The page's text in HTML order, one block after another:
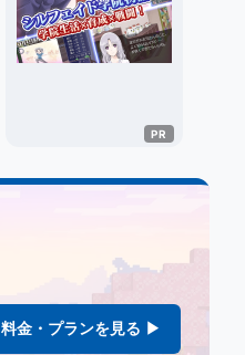
料金・プランを見る ▶